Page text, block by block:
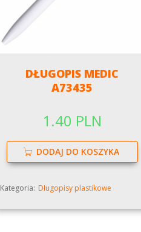
DŁUGOPIS MEDIC
A73435
1.40 PLN
DODAJ DO KOSZYKA
Kategoria: Długopisy plastikowe